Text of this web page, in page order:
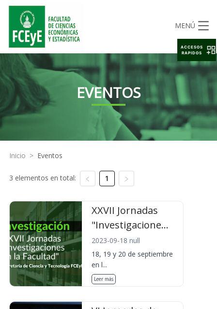
MENÚ
EVENTOS
Inicio > Eventos
3 elementos en total: 1
XXVII Jornadas
"Investigacione...
2023-09-18 null
18, 19 y 20 de septiembre
en l...
Leer más
ACCESOS
RAPIDOS